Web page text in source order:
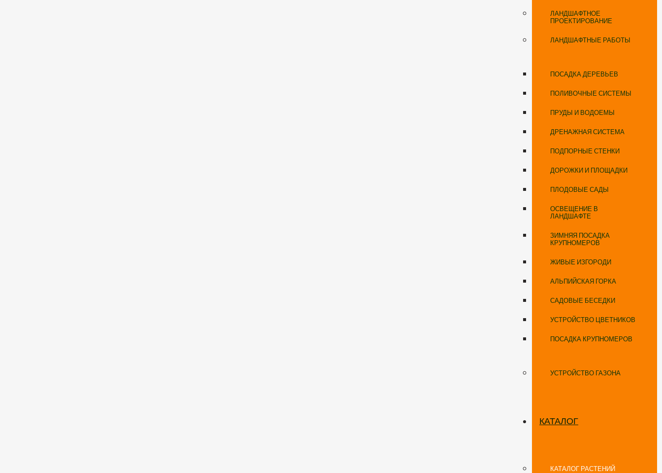
ЛАНДШАФТНОЕ
ПРОЕКТИРОВАНИЕ
ЛАНДШАФТНЫЕ РАБОТЫ
ПОСАДКА ДЕРЕВЬЕВ
ПОЛИВОЧНЫЕ СИСТЕМЫ
ПРУДЫ И ВОДОЕМЫ
ДРЕНАЖНАЯ СИСТЕМА
ПОДПОРНЫЕ СТЕНКИ
ДОРОЖКИ И ПЛОЩАДКИ
ПЛОДОВЫЕ САДЫ
ОСВЕЩЕНИЕ В
ЛАНДШАФТЕ
ЗИМНЯЯ ПОСАДКА
КРУПНОМЕРОВ
ЖИВЫЕ ИЗГОРОДИ
АЛЬПИЙСКАЯ ГОРКА
САДОВЫЕ БЕСЕДКИ
УСТРОЙСТВО ЦВЕТНИКОВ
ПОСАДКА КРУПНОМЕРОВ
УСТРОЙСТВО ГАЗОНА
КАТАЛОГ
КАТАЛОГ РАСТЕНИЙ